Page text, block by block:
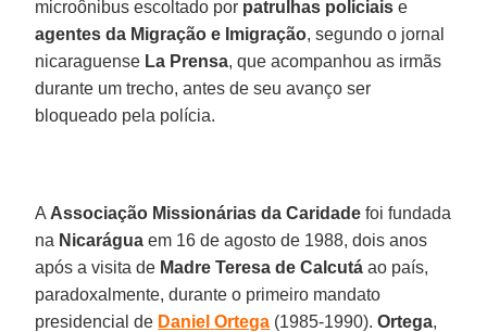
microônibus escoltado por patrulhas policiais e
agentes da Migração e Imigração, segundo o jornal
nicaraguense La Prensa, que acompanhou as irmãs
durante um trecho, antes de seu avanço ser
bloqueado pela polícia.
A Associação Missionárias da Caridade foi fundada
na Nicarágua em 16 de agosto de 1988, dois anos
após a visita de Madre Teresa de Calcutá ao país,
paradoxalmente, durante o primeiro mandato
presidencial de Daniel Ortega (1985-1990).Ortega,